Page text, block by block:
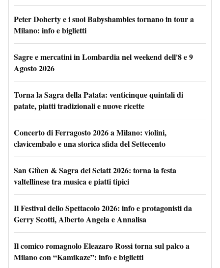
Peter Doherty e i suoi Babyshambles tornano in tour a
Milano: info e biglietti
Sagre e mercatini in Lombardia nel weekend dell'8 e 9
Agosto 2026
Torna la Sagra della Patata: venticinque quintali di
patate, piatti tradizionali e nuove ricette
Concerto di Ferragosto 2026 a Milano: violini,
clavicembalo e una storica sfida del Settecento
San Giùen & Sagra dei Sciatt 2026: torna la festa
valtellinese tra musica e piatti tipici
Il Festival dello Spettacolo 2026: info e protagonisti da
Gerry Scotti, Alberto Angela e Annalisa
Il comico romagnolo Eleazaro Rossi torna sul palco a
Milano con “Kamikaze”: info e biglietti